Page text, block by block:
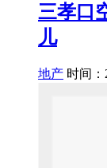
三孝口
儿
地产 时间：